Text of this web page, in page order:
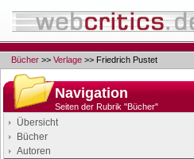
Bücher >> Verlage >> Friedrich Pustet
Navigation
Seiten der Rubrik "Bücher"
Übersicht
Bücher
Autoren